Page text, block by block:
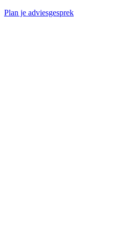
Plan je adviesgesprek